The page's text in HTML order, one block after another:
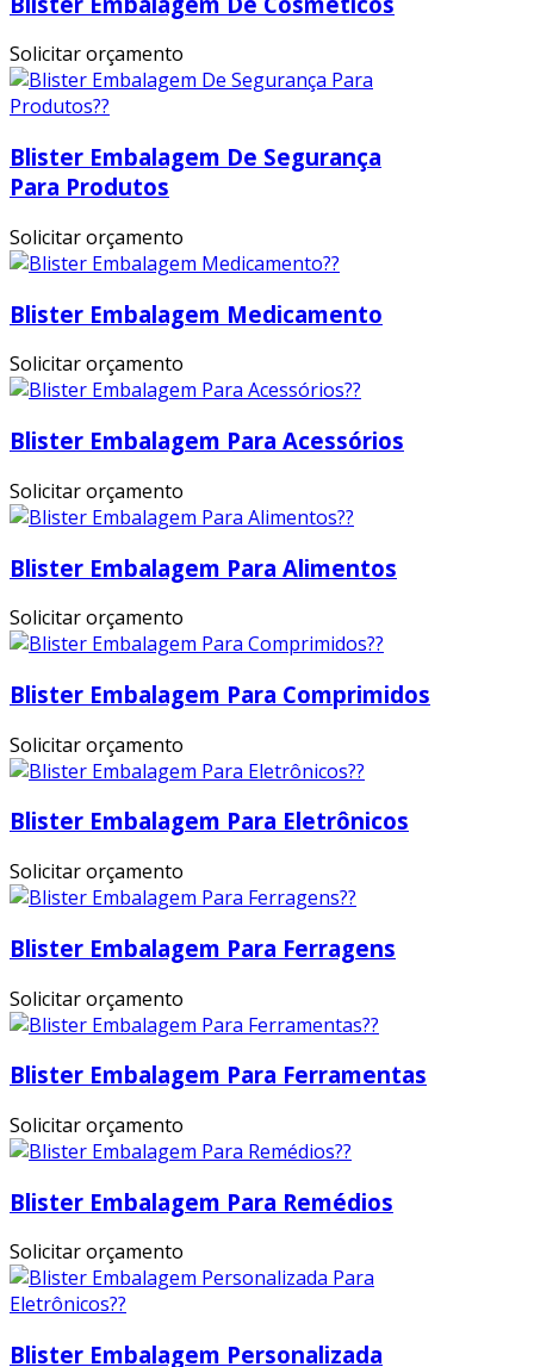
Solicitar orçamento
Blister Embalagem De Segurança
Para Produtos
Solicitar orçamento
Blister Embalagem Medicamento
Solicitar orçamento
Blister Embalagem Para Acessórios
Solicitar orçamento
Blister Embalagem Para Alimentos
Solicitar orçamento
Blister Embalagem Para Comprimidos
Solicitar orçamento
Blister Embalagem Para Eletrônicos
Solicitar orçamento
Blister Embalagem Para Ferragens
Solicitar orçamento
Blister Embalagem Para Ferramentas
Solicitar orçamento
Blister Embalagem Para Remédios
Solicitar orçamento
Blister Embalagem Personalizada